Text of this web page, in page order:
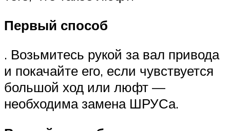
Первый способ
. Возьмитесь рукой за вал привода
и покачайте его, если чувствуется
большой ход или люфт —
необходима замена ШРУСа.